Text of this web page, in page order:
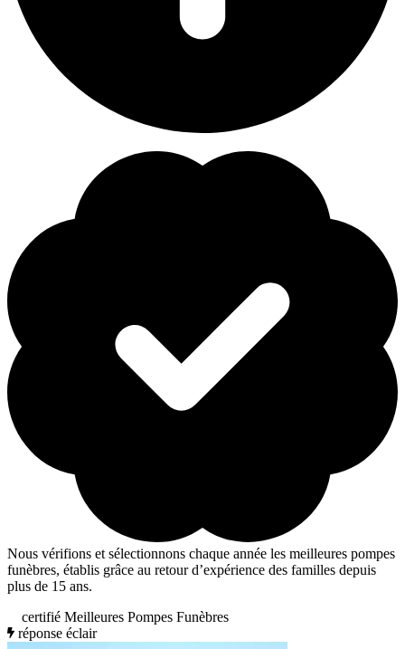
Nous vérifions et sélectionnons chaque année les meilleures pompes
funèbres, établis grâce au retour d’expérience des familles depuis
plus de 15 ans.
certifié Meilleures Pompes Funèbres
réponse éclair